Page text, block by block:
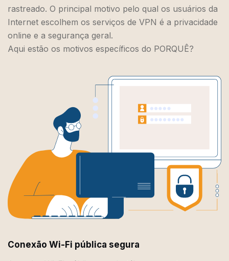
rastreado. O principal motivo pelo qual os usuários da
Internet escolhem os serviços de VPN é a privacidade
online e a segurança geral.
Aqui estão os motivos específicos do PORQUÊ?
Conexão Wi-Fi pública segura